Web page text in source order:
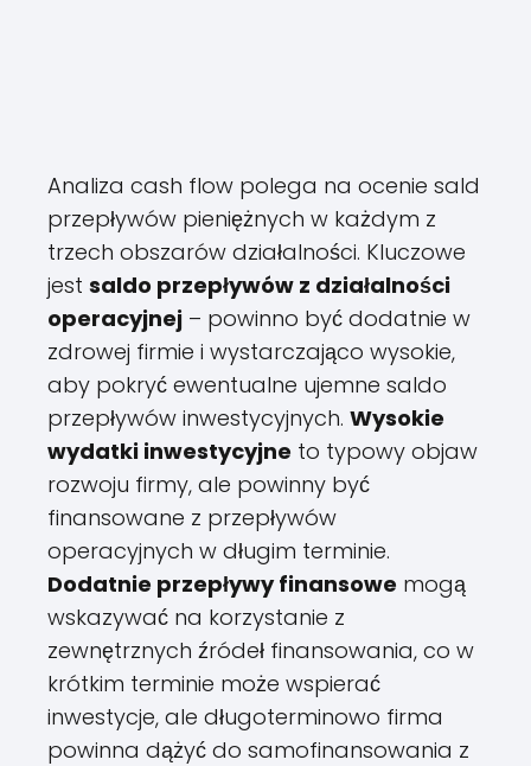
Analiza cash flow polega na ocenie sald
przepływów pieniężnych w każdym z
trzech obszarów działalności. Kluczowe
jest saldo przepływów z działalności
operacyjnej – powinno być dodatnie w
zdrowej firmie i wystarczająco wysokie,
aby pokryć ewentualne ujemne saldo
przepływów inwestycyjnych. Wysokie
wydatki inwestycyjne to typowy objaw
rozwoju firmy, ale powinny być
finansowane z przepływów
operacyjnych w długim terminie.
Dodatnie przepływy finansowe mogą
wskazywać na korzystanie z
zewnętrznych źródeł finansowania, co w
krótkim terminie może wspierać
inwestycje, ale długoterminowo firma
powinna dążyć do samofinansowania z